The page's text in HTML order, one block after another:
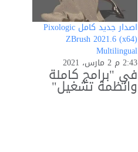
اصدار جديد كامل Pixologic
ZBrush 2021.6 (x64)
Multilingual
2:43 م 2 مارس، 2021
في "برامج كاملة
وانظمة تشغيل"